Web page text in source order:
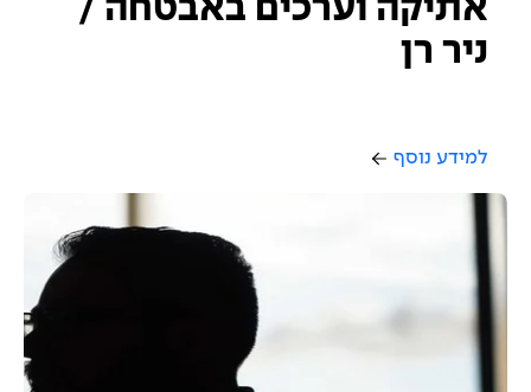
אתיקה וערכים באבטחה /
ניר רן
למידע נוסף